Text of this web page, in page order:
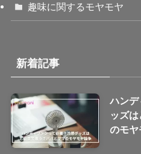
趣味に関するモヤモヤ
新着記事
ハンデ
ッズ
のモヤ